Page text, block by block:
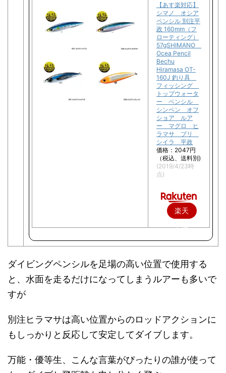
【あす楽対応】
シマノ オシア
ペンシル 別注平
政 160mm（フ
ローティング）
57gSHIMANO
Ocea Pencil
Bechu
Hiramasa OT-
160J 釣り具
フィッシング
トップウォータ
ー ペンシル
シンペン オフ
ショア ルア
ー マグロ ヒ
ラマサ ブリ
シイラ 平政
価格：2047円
（税込、送料別)
(2019/4/23時
点)
楽天
で購
入
ダイビングペンシルを足場の高い位置で使用する
と、水面を走るだけになってしまうルアーも多いで
すが
別注ヒラマサは高い位置からのロッドアクションに
もしっかりと反応して安定してダイブします。
万能・優等生、こんな言葉がぴったりの誰が使って